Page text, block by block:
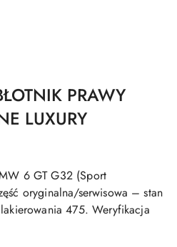
PRAWY
LUXURY
6 GT G32 (Sport
oryginalna/serwisowa – stan
475. Weryfikacja